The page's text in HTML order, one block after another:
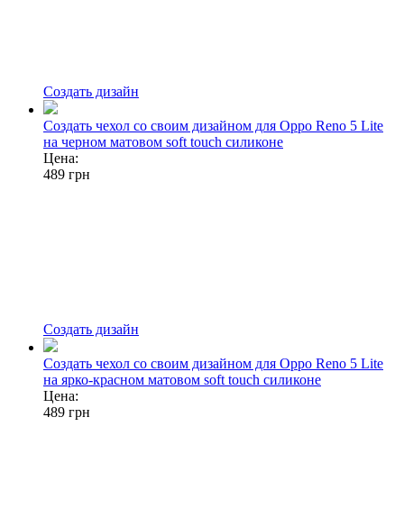
Создать дизайн
Создать чехол со своим дизайном для Oppo Reno 5 Lite
на черном матовом soft touch силиконе
Цена:
489 грн
Создать дизайн
Создать чехол со своим дизайном для Oppo Reno 5 Lite
на ярко-красном матовом soft touch силиконе
Цена:
489 грн